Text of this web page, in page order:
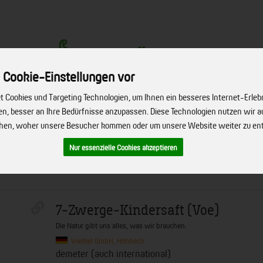
Cookie-Einstellungen vor
Cookies und Targeting Technologien, um Ihnen ein besseres Internet-
besser an Ihre Bedürfnisse anzupassen. Diese Technologien nutzen wir
woher unsere Besucher kommen oder um unsere Website weiter zu
Nur essenzielle Cookies akzeptieren
Produkt
FIRMENSERVICE REZEPTE BIO-HÖFE
7-Zwerge-Kindersaft (Voe)
Die Natur gibt uns alles, was wir brauchen.
Voelkel GmbH, Höhbeck
demeter (auch international)